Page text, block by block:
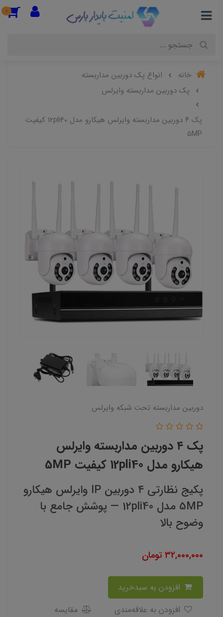
0
خانه
انواع پک دوربین مداربسته
پک دوربین مداربسته وایرلس
پک ۴ دوربین مداربسته وایرلس هیکارو مدل 12pli40 کیفیت
5MP
دوربین مداربسته تحت شبکه وایرلس
پک ۴ دوربین مداربسته وایرلس
هیکارو مدل 12pli40 کیفیت 5MP
پکیج نظارتی ۴ دوربین IP وایرلس هیکارو
5MP مدل 12pli40 — پوشش جامع با
وضوح بالا
32,000,000 تومان
مقایسه